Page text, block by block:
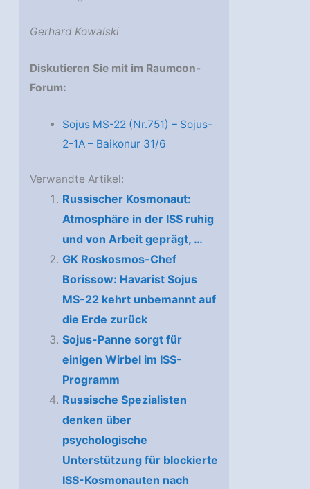
Gerhard Kowalski
Diskutieren Sie mit im Raumcon-
Forum:
Sojus MS-22 (Nr.751) – Sojus-
2-1А – Baikonur 31/6
Verwandte Artikel:
Russischer Kosmonaut:
Atmosphäre in der ISS ruhig
und von Arbeit geprägt, …
GK Roskosmos-Chef
Borissow: Havarist Sojus
MS-22 kehrt unbemannt auf
die Erde zurück
Sojus-Panne sorgt für
einigen Wirbel im ISS-
Programm
Russische Spezialisten
denken über
psychologische
Unterstützung für blockierte
ISS-Kosmonauten nach